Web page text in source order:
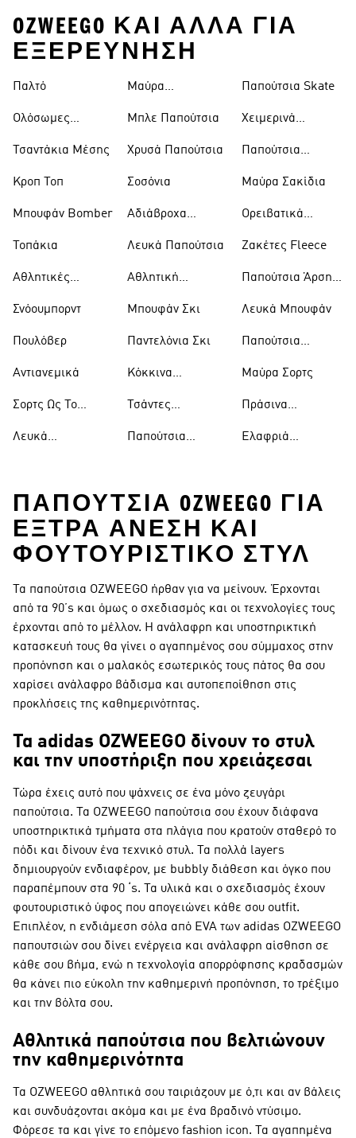
OZWEEGO ΚΑΙ ΑΛΛΑ ΓΙΑ
ΕΞΕΡΕΥΝΗΣΗ
Παλτό
Ολόσωμες
Τσαντάκια Μέσης
Κροπ Τοπ
Μπουφάν Bomber
Τοπάκια
Αθλητικές
Σνόουμπορντ
Πουλόβερ
Αντιανεμικά
Σορτς Ως Το
Λευκά
Μαύρα
Μπλε Παπούτσια
Χρυσά Παπούτσια
Σοσόνια
Αδιάβροχα
Λευκά Παπούτσια
Αθλητική
Μπουφάν Σκι
Παντελόνια Σκι
Κόκκινα
Τσάντες
Παπούτσια
Παπούτσια Skate
Χειμερινά
Παπούτσια
Μαύρα Σακίδια
Ορειβατικά
Ζακέτες Fleece
Παπούτσια Άρσης
Λευκά Μπουφάν
Παπούτσια
Μαύρα Σορτς
Πράσινα
Ελαφριά
ΠΑΠΟΎΤΣΙΑ OZWEEGO ΓΙΑ
ΈΞΤΡΑ ΆΝΕΣΗ ΚΑΙ
ΦΟΥΤΟΥΡΙΣΤΙΚΌ ΣΤΥΛ
Τα παπούτσια OZWEEGO ήρθαν για να μείνουν. Έρχονται
από τα 90’s και όμως ο σχεδιασμός και οι τεχνολογίες τους
έρχονται από το μέλλον. Η ανάλαφρη και υποστηρικτική
κατασκευή τους θα γίνει ο αγαπημένος σου σύμμαχος στην
προπόνηση και ο μαλακός εσωτερικός τους πάτος θα σου
χαρίσει ανάλαφρο βάδισμα και αυτοπεποίθηση στις
προκλήσεις της καθημερινότητας.
Τα adidas OZWEEGO δίνουν το στυλ
και την υποστήριξη που χρειάζεσαι
Τώρα έχεις αυτό που ψάχνεις σε ένα μόνο ζευγάρι
παπούτσια. Τα OZWEEGO παπούτσια σου έχουν διάφανα
υποστηρικτικά τμήματα στα πλάγια που κρατούν σταθερό το
πόδι και δίνουν ένα τεχνικό στυλ. Τα πολλά layers
δημιουργούν ενδιαφέρον, με bubbly διάθεση και όγκο που
παραπέμπουν στα 90 ‘s. Τα υλικά και ο σχεδιασμός έχουν
φουτουριστικό ύφος που απογειώνει κάθε σου outfit.
Επιπλέον, η ενδιάμεση σόλα από EVA των adidas OZWEEGO
παπουτσιών σου δίνει ενέργεια και ανάλαφρη αίσθηση σε
κάθε σου βήμα, ενώ η τεχνολογία απορρόφησης κραδασμών
θα κάνει πιο εύκολη την καθημερινή προπόνηση, το τρέξιμο
και την βόλτα σου.
Αθλητικά παπούτσια που βελτιώνουν
την καθημερινότητα
Τα OZWEEGO αθλητικά σου ταιριάζουν με ό,τι και αν βάλεις
και συνδυάζονται ακόμα και με ένα βραδινό ντύσιμο.
Φόρεσε τα και γίνε το επόμενο fashion icon. Τα αγαπημένα